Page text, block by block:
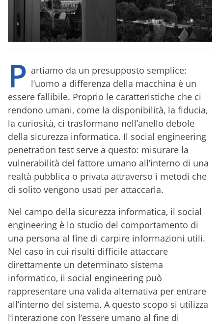
P artiamo da un presupposto semplice:
l’uomo a differenza della macchina è un
essere fallibile. Proprio le caratteristiche che ci
rendono umani, come la disponibilità, la fiducia,
la curiosità, ci trasformano nell’anello debole
della sicurezza informatica. Il social engineering
penetration test serve a questo: misurare la
vulnerabilità del fattore umano all’interno di una
realtà pubblica o privata attraverso i metodi che
di solito vengono usati per attaccarla.
Nel campo della sicurezza informatica, il social
engineering è lo studio del comportamento di
una persona al fine di carpire informazioni utili.
Nel caso in cui risulti difficile attaccare
direttamente un determinato sistema
informatico, il social engineering può
rappresentare una valida alternativa per entrare
all’interno del sistema. A questo scopo si utilizza
l’interazione con l’essere umano al fine di